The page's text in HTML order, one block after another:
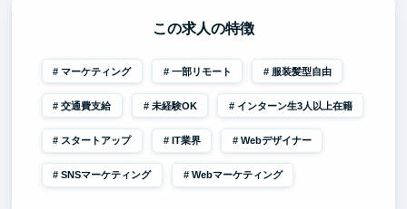
この求人の特徴
マーケティング 一部リモート 服装髪型自由
交通費支給 未経験OK インターン生3人以上在籍
スタートアップ IT業界 Webデザイナー
SNSマーケティング Webマーケティング